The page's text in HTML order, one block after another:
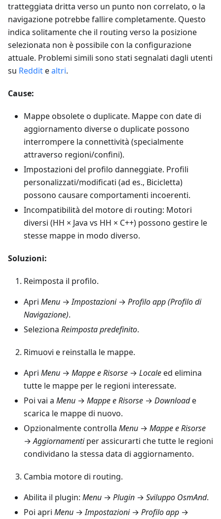
tratteggiata dritta verso un punto non correlato, o la
navigazione potrebbe fallire completamente. Questo
indica solitamente che il routing verso la posizione
selezionata non è possibile con la configurazione
attuale. Problemi simili sono stati segnalati dagli utenti
su Redditealtri.
Cause:
Mappe obsolete o duplicate. Mappe con date di
aggiornamento diverse o duplicate possono
interrompere la connettività (specialmente
attraverso regioni/confini).
Impostazioni del profilo danneggiate. Profili
personalizzati/modificati (ad es., Bicicletta)
possono causare comportamenti incoerenti.
Incompatibilità del motore di routing: Motori
diversi (HH × Java vs HH × C++) possono gestire le
stesse mappe in modo diverso.
Soluzioni:
Reimposta il profilo.
Apri Menu →Impostazioni→ Profilo app (Profilo di
Navigazione).
Seleziona Reimposta predefinito.
Rimuovi e reinstalla le mappe.
Apri Menu → Mappe e Risorse → Localeed elimina
tutte le mappe per le regioni interessate.
Poi vai a Menu → Mappe e Risorse → Downloade
scarica le mappe di nuovo.
Opzionalmente controlla Menu → Mappe e Risorse
→Aggiornamentiper assicurarti che tutte le regioni
condividano la stessa data di aggiornamento.
Cambia motore di routing.
Abilita il plugin: Menu → Plugin → Sviluppo OsmAnd.
Poi apri Menu →Impostazioni→ Profilo app →